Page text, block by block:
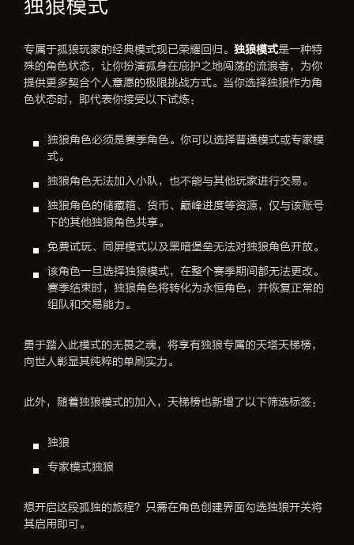
独狼模式
专属于孤狼玩家的经典模式现已荣耀回归。 独狼模式是一种特
殊的角色状态，让你扮演孤身在庇护之地闯荡的流浪者，为你
提供更多契合个人意愿的极限挑战方式。当你选择独狼作为角
色状态时，即代表你接受以下试炼：
独狼角色必须是赛季角色。你可以选择普通模式或专家模
式。
独狼角色无法加入小队，也不能与其他玩家进行交易。
独狼角色的储藏箱、货币、巅峰进度等资源，仅与该账号
下的其他独狼角色共享。
免费试玩、同屏模式以及黑暗堡垒无法对独狼角色开放。
该角色一旦选择独狼模式，在整个赛季期间都无法更改。
赛季结束时，独狼角色将转化为永恒角色，并恢复正常的
组队和交易能力。
勇于踏入此模式的无畏之魂，将享有独狼专属的天塔天梯榜，
向世人彰显其纯粹的单刷实力。
此外，随着独狼模式的加入，天梯榜也新增了以下筛选标签：
独狼
专家模式独狼
想开启这段孤独的旅程？只需在角色创建界面勾选独狼开关将
其启用即可。